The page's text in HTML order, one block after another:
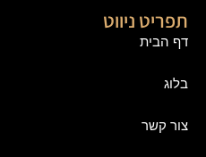
תפריט ניווט
דף הבית
בלוג
צור קשר